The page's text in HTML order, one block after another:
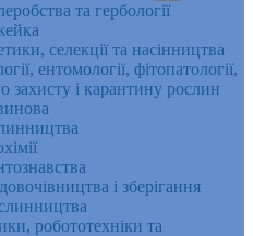
та гербології
селекції та насінництва
ентомології, фітопатології,
захисту і карантину рослин
і зберігання
робототехніки та